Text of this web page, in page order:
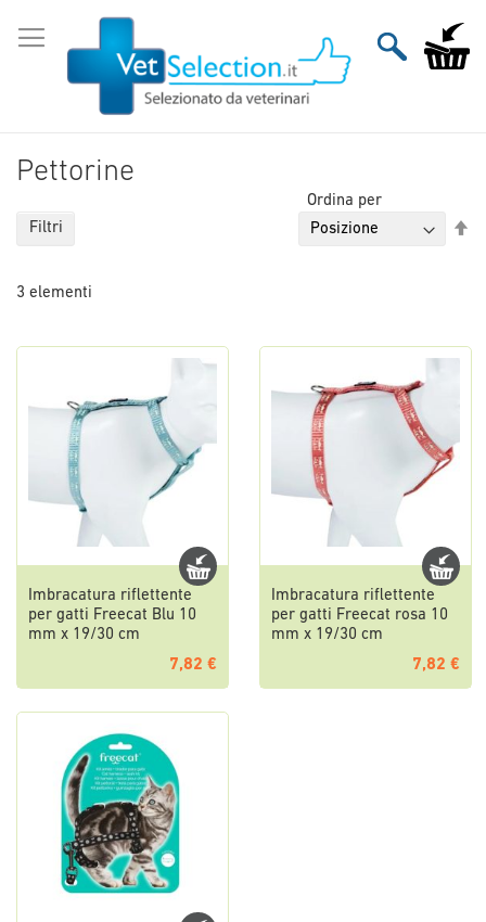
al
contenuto
Carrello
Pettorine
3 elementi
Ordina per
Imbracatura riflettente
per gatti Freecat Blu 10
mm x 19/30 cm
7,82 €
Imbracatura riflettente
per gatti Freecat rosa 10
mm x 19/30 cm
7,82 €
Filtri